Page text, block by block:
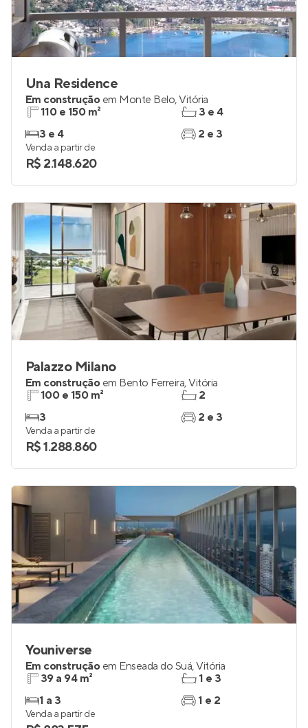
Una Residence
Em construção em Monte Belo,Vitória
110 e 150 m²
3 e 4
3 e 4
2 e 3
Venda a partir de
R$ 2.148.620
Palazzo Milano
Em construção em Bento Ferreira,Vitória
100 e 150 m²
3
2
2 e 3
Venda a partir de
R$ 1.288.860
Youniverse
Em construção em Enseada do Suá,Vitória
39 a 94 m²
1 a 3
1 e 3
1 e 2
Venda a partir de